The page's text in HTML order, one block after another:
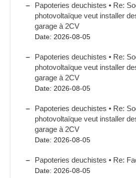
Papoteries deuchistes • Re:
photovoltaïque veut installer
garage à 2CV
Date: 2026-08-05
Papoteries deuchistes • Re:
photovoltaïque veut installer
garage à 2CV
Date: 2026-08-05
Papoteries deuchistes • Re:
photovoltaïque veut installer
garage à 2CV
Date: 2026-08-05
Papoteries deuchistes • Re:
Date: 2026-08-05